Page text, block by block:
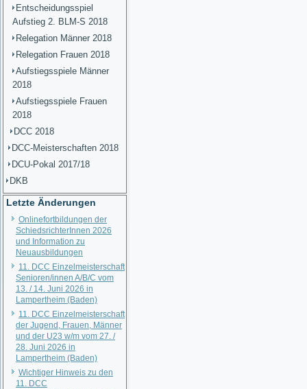
Entscheidungsspiel
Aufstieg 2. BLM-S 2018
Relegation Männer 2018
Relegation Frauen 2018
Aufstiegsspiele Männer
2018
Aufstiegsspiele Frauen
2018
DCC 2018
DCC-Meisterschaften 2018
DCU-Pokal 2017/18
DKB
Letzte Änderungen
Onlinefortbildungen der
SchiedsrichterInnen 2026
und Information zu
Neuausbildungen
11. DCC Einzelmeisterschaft
Senioren/innen A/B/C vom
13. / 14. Juni 2026 in
Lampertheim (Baden)
11. DCC Einzelmeisterschaft
der Jugend, Frauen, Männer
und der U23 w/m vom 27. /
28. Juni 2026 in
Lampertheim (Baden)
Wichtiger Hinweis zu den
11. DCC